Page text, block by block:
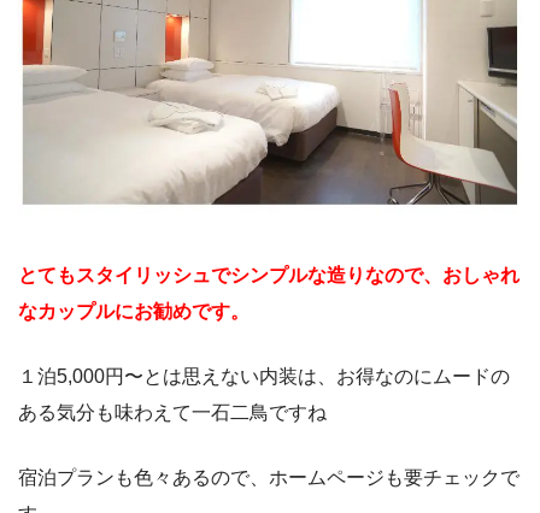
とてもスタイリッシュでシンプルな造りなので、おしゃれ
なカップルにお勧めです。
１泊5,000円〜とは思えない内装は、お得なのにムードの
ある気分も味わえて一石二鳥ですね
宿泊プランも色々あるので、ホームページも要チェックで